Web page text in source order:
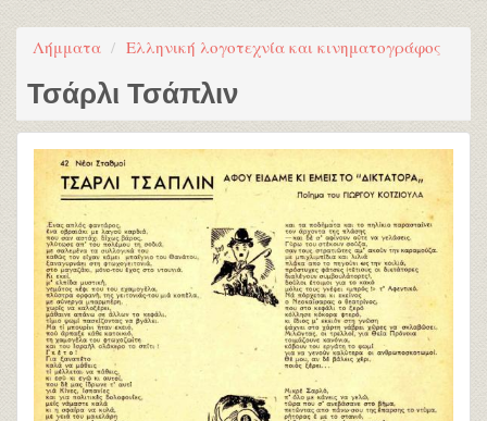
Λήμματα Ελληνική λογοτεχνία και κινηματογράφος
Τσάρλι Τσάπλιν